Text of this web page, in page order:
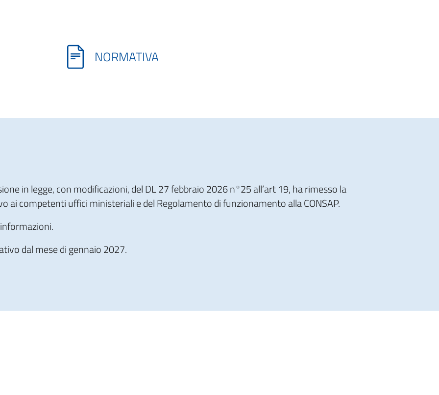
NORMATIVA
in legge, con modificazioni, del DL 27 febbraio 2026 n°25 all’art 19, ha rimesso la
ai competenti uffici ministeriali e del Regolamento di funzionamento alla CONSAP.
dal mese di gennaio 2027.